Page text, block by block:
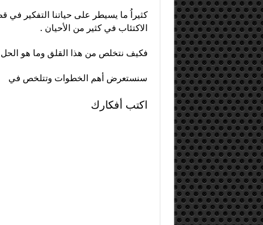
كثيراُ ما يسيطر على حياتنا التفكير
الاكتئاب في كثير من الأحيان .
فكيف نتخلص من هذا القلق وما هو الحل
سنستعرض أهم الخطوات وتتلخص في
اكتب أفكارك